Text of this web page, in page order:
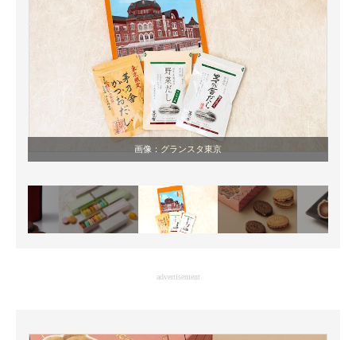
画像： グランスタ東京
advertisement